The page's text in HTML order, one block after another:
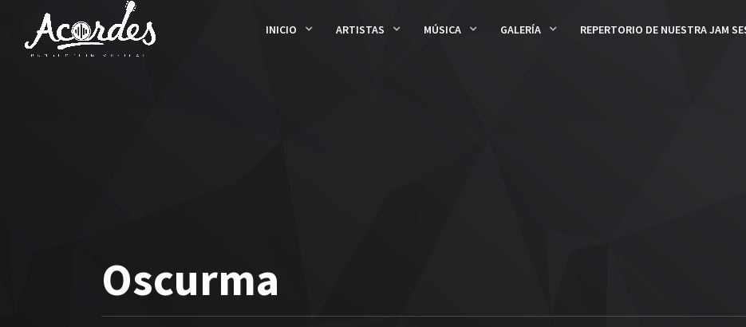
INICIO ARTISTAS MÚSICA GALERÍA REPERTORIO DE NUESTRA JAM
Oscurma